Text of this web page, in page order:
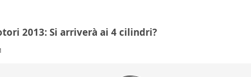
2013: Si arriverà ai 4 cilindri?